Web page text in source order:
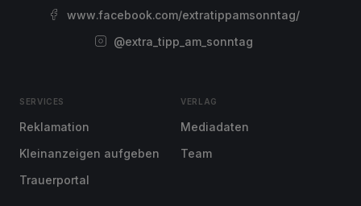
www.facebook.com/extratippamsonntag/
@extra_tipp_am_sonntag
SERVICES
Reklamation
Kleinanzeigen aufgeben
Trauerportal
VERLAG
Mediadaten
Team